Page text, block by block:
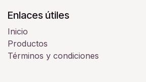
Enlaces útiles
Inicio
Productos
Términos y condiciones